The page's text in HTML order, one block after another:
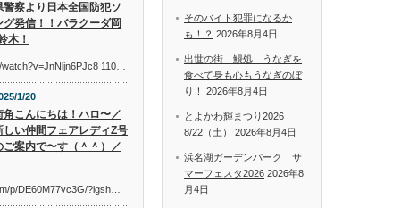
警察より日本全国防犯ソ
グ発信！！バラクーダ岡
木！
110…
1/20
角こんにちは！ハロ〜／
しい仲間フェアレディZ号
ご案内で〜す（＾＾）／
p/DE60M77vc3G/?igsh…
そのバイト犯罪になるか
も！？ 2026年8月4日
出世の街 鰻処 うなぎを
食べて身も心もうなぎのぼ
り！
2026年8月4日
とよかわ輝まつり2026
8/22（土）
2026年8月4日
浜名湖ガーデンパーク サ
マーフェスタ2026 2026年8
月4日